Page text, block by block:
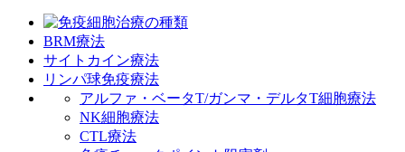
BRM療法
サイトカイン療法
リンパ球免疫療法
アルファ・ベータT/ガンマ・デルタT細胞療法
NK細胞療法
CTL療法